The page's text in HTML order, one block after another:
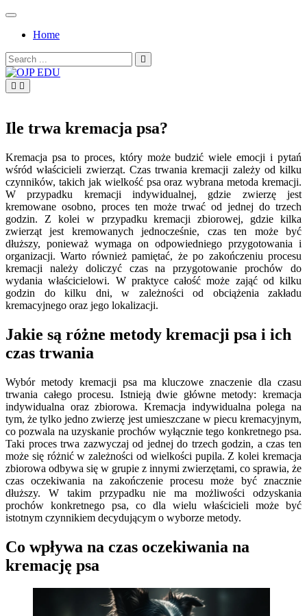
Skip
contentHome
Search
for:
Ile trwa kremacja psa?
Kremacja psa to proces, który może budzić wiele emocji i pytań
wśród właścicieli zwierząt. Czas trwania kremacji zależy od kilku
czynników, takich jak wielkość psa oraz wybrana metoda kremacji.
W przypadku kremacji indywidualnej, gdzie zwierzę jest
kremowane osobno, proces ten może trwać od jednej do trzech
godzin. Z kolei w przypadku kremacji zbiorowej, gdzie kilka
zwierząt jest kremowanych jednocześnie, czas ten może być
dłuższy, ponieważ wymaga on odpowiedniego przygotowania i
organizacji. Warto również pamiętać, że po zakończeniu procesu
kremacji należy doliczyć czas na przygotowanie prochów do
wydania właścicielowi. W praktyce całość może zająć od kilku
godzin do kilku dni, w zależności od obciążenia zakładu
kremacyjnego oraz jego lokalizacji.
Jakie są różne metody kremacji psa i ich
czas trwania
Wybór metody kremacji psa ma kluczowe znaczenie dla czasu
trwania całego procesu. Istnieją dwie główne metody: kremacja
indywidualna oraz zbiorowa. Kremacja indywidualna polega na
tym, że tylko jedno zwierzę jest umieszczane w piecu kremacyjnym,
co pozwala na uzyskanie prochów wyłącznie tego konkretnego psa.
Taki proces trwa zazwyczaj od jednej do trzech godzin, a czas ten
może się różnić w zależności od wielkości pupila. Z kolei kremacja
zbiorowa odbywa się w grupie z innymi zwierzętami, co sprawia, że
czas oczekiwania na zakończenie procesu może być znacznie
dłuższy. W takim przypadku nie ma możliwości odzyskania
prochów konkretnego psa, co dla wielu właścicieli może być
istotnym czynnikiem decydującym o wyborze metody.
Co wpływa na czas oczekiwania na
kremację psa